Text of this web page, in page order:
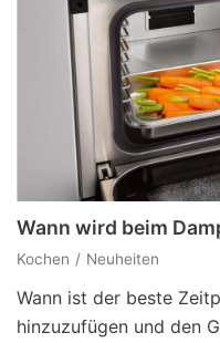
Wann wird beim
Kochen Neuheiten
Wann ist der beste
hinzuzufügen und den